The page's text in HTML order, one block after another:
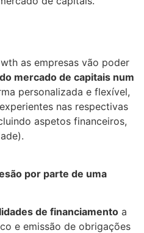
as empresas vão poder
mercado de capitais num
personalizada e flexível,
nas respectivas
aspetos financeiros,
por parte de uma
de financiamento a
e emissão de obrigações